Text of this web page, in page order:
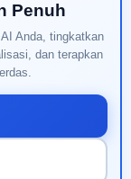
Penuh
Anda, tingkatkan
dan terapkan